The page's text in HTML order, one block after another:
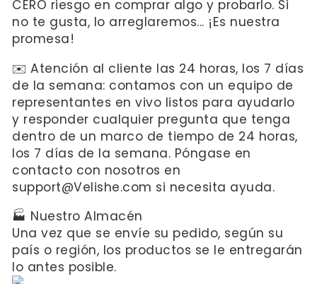
CERO riesgo en comprar algo y probarlo. Si
no te gusta, lo arreglaremos... ¡Es nuestra
promesa!
✉️ Atención al cliente las 24 horas, los 7 días
de la semana: contamos con un equipo de
representantes en vivo listos para ayudarlo
y responder cualquier pregunta que tenga
dentro de un marco de tiempo de 24 horas,
los 7 días de la semana. Póngase en
contacto con nosotros en
support@Velishe.com si necesita ayuda.
🏭 Nuestro Almacén
Una vez que se envíe su pedido, según su
país o región, los productos se le entregarán
lo antes posible.